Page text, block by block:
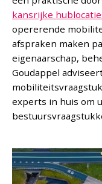
kansrijke
opererende
afspraken maken
eigenaarschap,
Goudappel
experts in huis om